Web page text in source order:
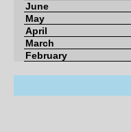
June
May
April
March
February